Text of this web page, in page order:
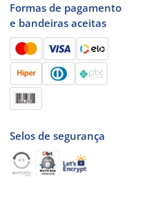
Formas de pagamento
e bandeiras aceitas
Selos de segurança